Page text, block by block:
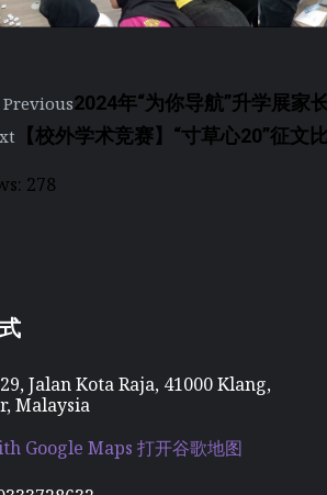
Previous2024年“为你导航”升学展家
【校外学术竞赛】“寸草心20”征文
278
Jalan Kota Raja, 41000 Klang,
Malaysia
Google Maps 打开谷歌地图